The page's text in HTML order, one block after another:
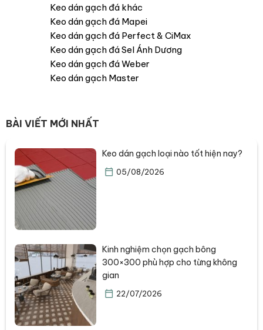
Keo dán gạch đá khác
Keo dán gạch đá Mapei
Keo dán gạch đá Perfect & CiMax
Keo dán gạch đá Sel Ánh Dương
Keo dán gạch đá Weber
Keo dán gạch Master
BÀI VIẾT MỚI NHẤT
Keo dán gạch loại nào tốt hiện nay?
05/08/2026
Kinh nghiệm chọn gạch bông
300×300 phù hợp cho từng không
gian
22/07/2026